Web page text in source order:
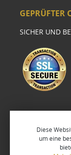
GEPRÜFTER
SICHER UND
Diese
um eine